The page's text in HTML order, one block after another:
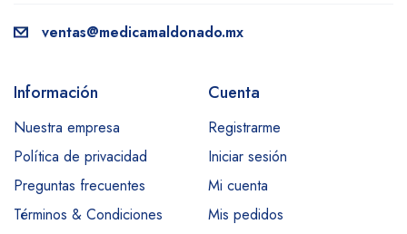
ventas@medicamaldonado.mx
Información
Nuestra empresa
Política de privacidad
Preguntas frecuentes
Términos & Condiciones
Cuenta
Registrarme
Iniciar sesión
Mi cuenta
Mis pedidos